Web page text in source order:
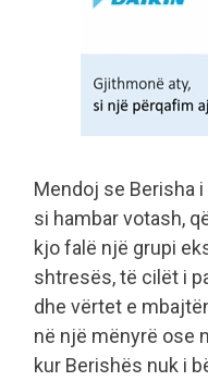
Mendoj se Berisha
si hambar votash,
kjo falë një grupi
shtresës, të cilët i
dhe vërtet e
në një mënyrë ose
kur Berishës nuk i